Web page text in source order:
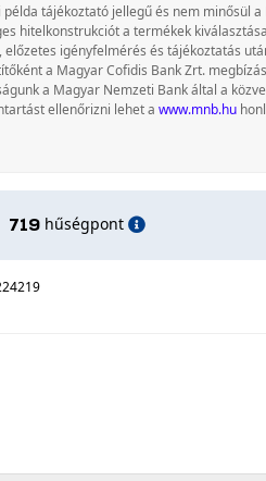
példa tájékoztató jellegű és nem minősül
hitelkonstrukciót a termékek
előzetes igényfelmérés és tájékoztatás
a Magyar Cofidis Bank Zrt.
a Magyar Nemzeti Bank által a
ellenőrizni lehet a www.mnb.hu
719 hűségpont